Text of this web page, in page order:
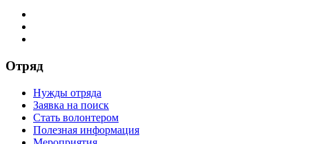
Отряд
Нужды отряда
Заявка на поиск
Стать волонтером
Полезная информация